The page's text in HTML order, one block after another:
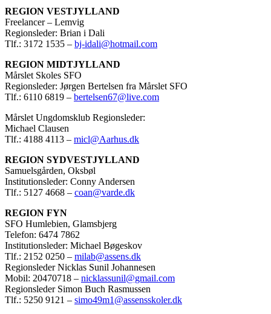
REGION VESTJYLLAND
Freelancer – Lemvig
Regionsleder: Brian i Dali
Tlf.: 3172 1535 – bj-idali@hotmail.com
REGION MIDTJYLLAND
Mårslet Skoles SFO
Regionsleder: Jørgen Bertelsen fra Mårslet SFO
Tlf.: 6110 6819 – bertelsen67@live.com
Mårslet Ungdomsklub Regionsleder:
Michael Clausen
Tlf.: 4188 4113 – micl@Aarhus.dk
REGION SYDVESTJYLLAND
Samuelsgården, Oksbøl
Institutionsleder: Conny Andersen
Tlf.: 5127 4668 – coan@varde.dk
REGION FYN
SFO Humlebien, Glamsbjerg
Telefon: 6474 7862
Institutionsleder: Michael Bøgeskov
Tlf.: 2152 0250 – milab@assens.dk
Regionsleder Nicklas Sunil Johannesen
Mobil: 20470718 – nicklassunil@gmail.com
Regionsleder Simon Buch Rasmussen
Tlf.: 5250 9121 – simo49m1@assensskoler.dk